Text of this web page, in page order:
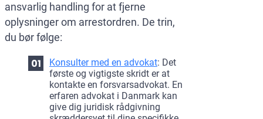
ansvarlig handling for at fjerne
oplysninger om arrestordren. De trin,
du bør følge:
Konsulter med en advokat: Det
første og vigtigste skridt er at
kontakte en forsvarsadvokat. En
erfaren advokat i Danmark kan
give dig juridisk rådgivning